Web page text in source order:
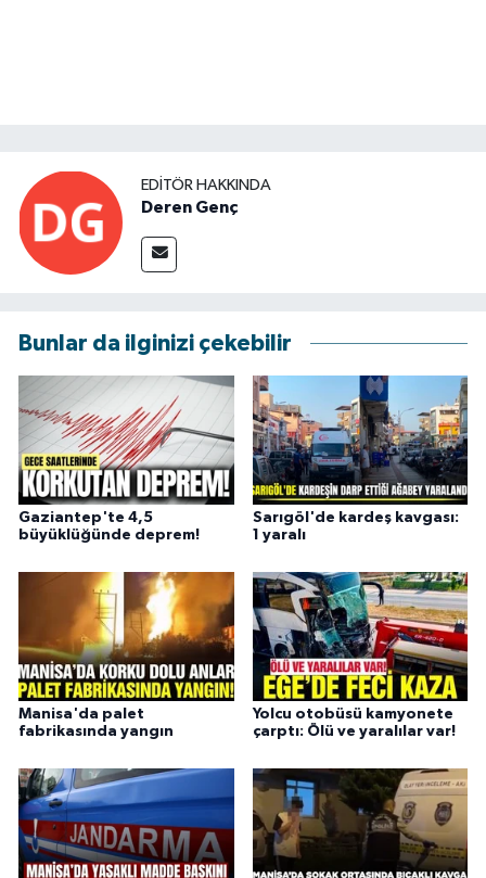
EDITÖR HAKKINDA
Deren Genç
Bunlar da ilginizi çekebilir
Gaziantep'te 4,5
büyüklüğünde deprem!
Sarıgöl'de kardeş kavgası:
1 yaralı
Manisa'da palet
fabrikasında yangın
Yolcu otobüsü kamyonete
çarptı: Ölü ve yaralılar var!